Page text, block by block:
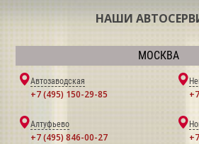
НАШИ
МОСКВА
Автозаводская
+7 (495) 150-29-85
Алтуфьево
+7 (495) 846-00-27